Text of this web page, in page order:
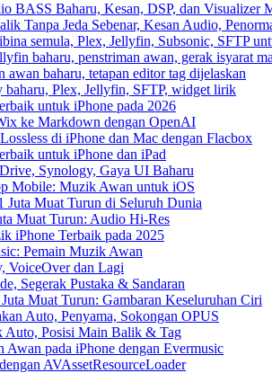
BASS Baharu, Kesan, DSP, dan Visualizer
Tanpa Jeda Sebenar, Kesan Audio,
semula, Plex, Jellyfin, Subsonic, SFTP
baharu, penstriman awan, gerak isyarat
awan baharu, tetapan editor tag dijelaskan
baharu, Plex, Jellyfin, SFTP, widget lirik
untuk iPhone pada 2026
ke Markdown dengan OpenAI
di iPhone dan Mac dengan Flacbox
untuk iPhone dan iPad
Synology, Gaya UI Baharu
Mobile: Muzik Awan untuk iOS
Juta Muat Turun di Seluruh Dunia
Muat Turun: Audio Hi-Res
iPhone Terbaik pada 2025
Pemain Muzik Awan
VoiceOver dan Lagi
Segerak Pustaka & Sandaran
Muat Turun: Gambaran Keseluruhan Ciri
Auto, Penyama, Sokongan OPUS
Auto, Posisi Main Balik & Tag
Awan pada iPhone dengan Evermusic
AVAssetResourceLoader